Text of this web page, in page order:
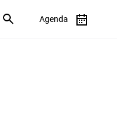
Agenda